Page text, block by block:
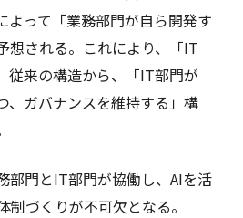
よって「業務部門が自ら開発す
想される。これにより、「IT
従来の構造から、「IT部門が
、ガバナンスを維持する」構
部門とIT部門が協働し、AIを活
制づくりが不可欠となる。